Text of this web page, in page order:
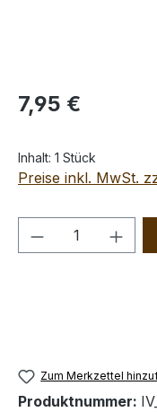
Regulärer Preis:
7,95 €
Inhalt: 1 Stück
Preise inkl. MwSt.
Produkt
Zum Merkzettel
Produktnummer: